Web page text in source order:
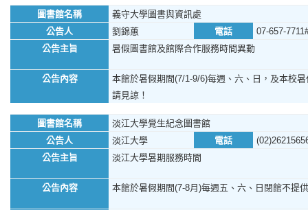
圖書館名稱
義守大學圖書與資訊處
公告人
劉錦蕙 電話
07-657-
公告主旨
暑假圖書館及館際合作服務時間異動
公告內容
本館於暑假期間(7/1-9/6)每週、六、日，及本校
請見諒！
圖書館名稱
淡江大學覺生紀念圖書館
公告人
淡江大學 電話
公告主旨
淡江大學暑期服務時間
公告內容 本館於暑假期間(7-8月)每週五、六、日閉館不提